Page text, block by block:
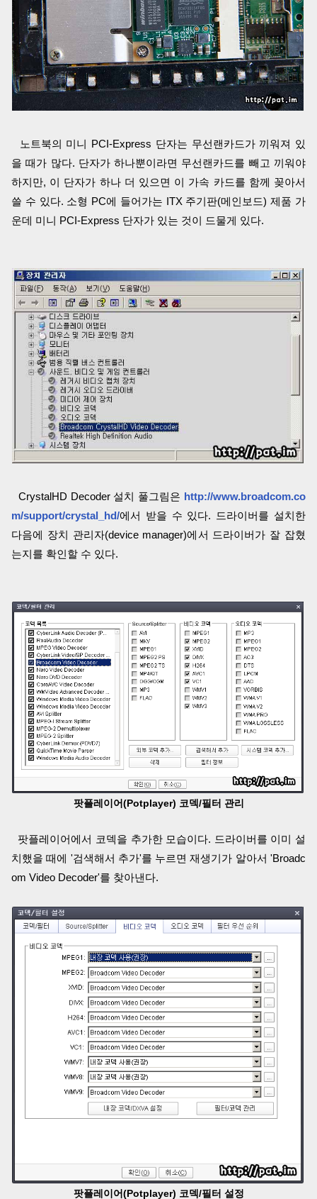
노트북의 미니 PCI-Express 단자는 무선랜카드가 끼워져 있
을 때가 많다. 단자가 하나뿐이라면 무선랜카드를 빼고 끼워야
하지만, 이 단자가 하나 더 있으면 이 가속 카드를 함께 꽂아서
쓸 수 있다. 소형 PC에 들어가는 ITX 주기판(메인보드) 제품 가
운데 미니 PCI-Express 단자가 있는 것이 드물게 있다.
CrystalHD Decoder 설치 풀그림은 http://www.broadcom.co
m/support/crystal_hd/에서 받을 수 있다. 드라이버를 설치한
다음에 장치 관리자(device manager)에서 드라이버가 잘 잡혔
는지를 확인할 수 있다.
팟플레이어(Potplayer) 코덱/필터 관리
팟플레이어에서 코덱을 추가한 모습이다. 드라이버를 이미 설
치했을 때에 '검색해서 추가'를 누르면 재생기가 알아서 'Broadc
om Video Decoder'를 찾아낸다.
팟플레이어(Potplayer) 코덱/필터 설정